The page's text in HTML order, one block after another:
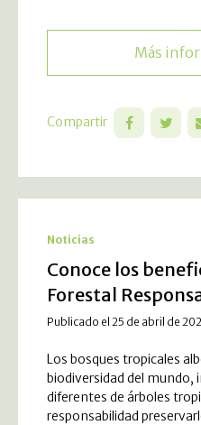
Más
Compartir
Noticias
Conoce los
Forestal
Publicado el 25 de abril de
Los bosques tropicales
biodiversidad del mundo,
diferentes de árboles
responsabilidad